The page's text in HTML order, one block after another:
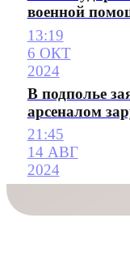
военной
13:19
6 ОКТ
2024
В подполье
арсеналом
21:45
14 АВГ
2024